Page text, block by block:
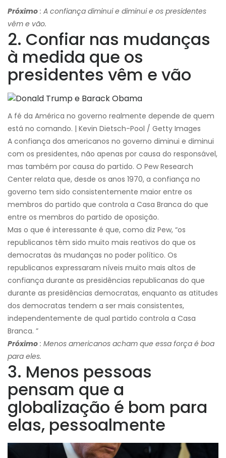
Próximo : A confiança diminui e diminui e os presidentes
vêm e vão.
2. Confiar nas mudanças
à medida que os
presidentes vêm e vão
A fé da América no governo realmente depende de quem
está no comando. | Kevin Dietsch-Pool / Getty Images
A confiança dos americanos no governo diminui e diminui
com os presidentes, não apenas por causa do responsável,
mas também por causa do partido. O Pew Research
Center relata que, desde os anos 1970, a confiança no
governo tem sido consistentemente maior entre os
membros do partido que controla a Casa Branca do que
entre os membros do partido de oposição.
Mas o que é interessante é que, como diz Pew, “os
republicanos têm sido muito mais reativos do que os
democratas às mudanças no poder político. Os
republicanos expressaram níveis muito mais altos de
confiança durante as presidências republicanas do que
durante as presidências democratas, enquanto as atitudes
dos democratas tendem a ser mais consistentes,
independentemente de qual partido controla a Casa
Branca. ”
Próximo : Menos americanos acham que essa força é boa
para eles.
3. Menos pessoas
pensam que a
globalização é bom para
elas, pessoalmente